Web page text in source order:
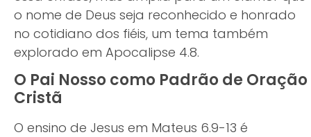
o nome de Deus seja reconhecido e honrado
no cotidiano dos fiéis, um tema também
explorado em Apocalipse 4.8.
O Pai Nosso como Padrão de Oração
Cristã
O ensino de Jesus em Mateus 6.9-13 é